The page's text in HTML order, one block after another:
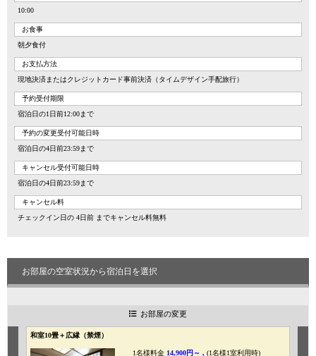
10:00
お食事
朝夕食付
お支払方法
現地決済またはクレジットカード事前決済（タイムデザイン手配旅行）
予約受付期限
宿泊日の1日前12:00まで
予約の変更受付可能日時
宿泊日の4日前23:59まで
キャンセル受付可能日時
宿泊日の4日前23:59まで
キャンセル料
チェックイン日の 4日前 までキャンセル料無料
お部屋の空室状況から宿泊日を選択
お部屋の変更
和室10畳＋広縁（禁煙）
1名様料金 14,900円～ , (1名様1室利用時)